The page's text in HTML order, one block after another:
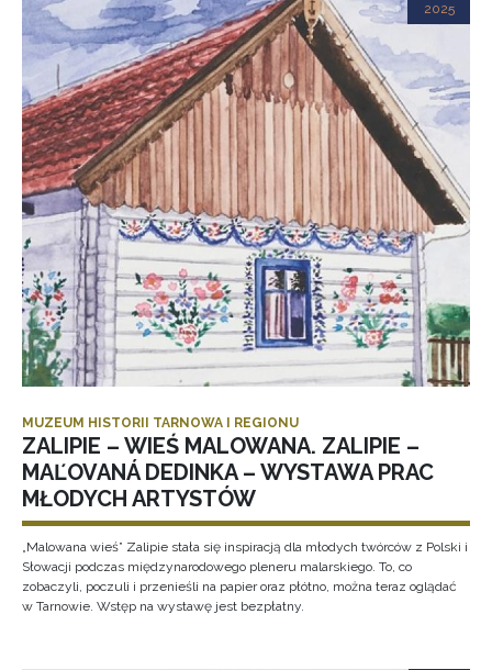
2025
MUZEUM HISTORII TARNOWA I REGIONU
ZALIPIE – WIEŚ MALOWANA. ZALIPIE –
MAĽOVANÁ DEDINKA – WYSTAWA PRAC
MŁODYCH ARTYSTÓW
„Malowana wieś” Zalipie stała się inspiracją dla młodych twórców z Polski i
Słowacji podczas międzynarodowego pleneru malarskiego. To, co
zobaczyli, poczuli i przenieśli na papier oraz płótno, można teraz oglądać
w Tarnowie. Wstęp na wystawę jest bezpłatny.